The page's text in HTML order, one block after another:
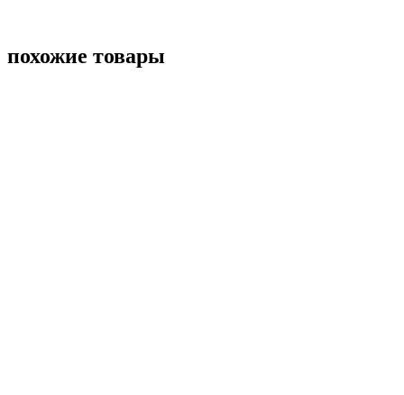
похожие товары